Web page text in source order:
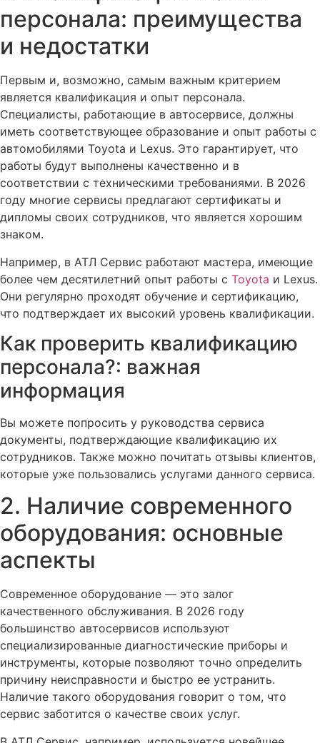
персонала: преимущества
и недостатки
Первым и, возможно, самым важным критерием
является квалификация и опыт персонала.
Специалисты, работающие в автосервисе, должны
иметь соответствующее образование и опыт работы с
автомобилями Toyota и Lexus. Это гарантирует, что
работы будут выполнены качественно и в
соответствии с техническими требованиями. В 2026
году многие сервисы предлагают сертификаты и
дипломы своих сотрудников, что является хорошим
знаком.
Например, в АТЛ Сервис работают мастера, имеющие
более чем десятилетний опыт работы с Toyota и Lexus.
Они регулярно проходят обучение и сертификацию,
что подтверждает их высокий уровень квалификации.
Как проверить квалификацию
персонала?: важная
информация
Вы можете попросить у руководства сервиса
документы, подтверждающие квалификацию их
сотрудников. Также можно почитать отзывы клиентов,
которые уже пользовались услугами данного сервиса.
2. Наличие современного
оборудования: основные
аспекты
Современное оборудование — это залог
качественного обслуживания. В 2026 году
большинство автосервисов используют
специализированные диагностические приборы и
инструменты, которые позволяют точно определить
причину неисправности и быстро ее устранить.
Наличие такого оборудования говорит о том, что
сервис заботится о качестве своих услуг.